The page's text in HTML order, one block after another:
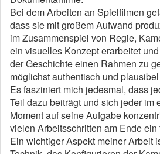
Bei dem Arbeiten an Spielfilmen
dass sie mit großem Aufwand
im Zusammenspiel von Regie,
ein visuelles Konzept erarbeitet
der Geschichte einen Rahmen zu
möglichst authentisch und
Es fasziniert mich jedesmal, dass
Teil dazu beiträgt und sich jeder im
Moment auf seine Aufgabe
vielen Arbeitsschritten am Ende
Ein wichtiger Aspekt meiner Arbeit